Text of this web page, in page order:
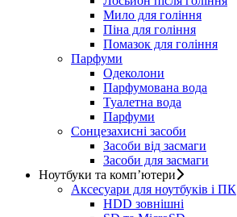
Мило для гоління
Піна для гоління
Помазок для гоління
Парфуми
Одеколони
Парфумована вода
Туалетна вода
Парфуми
Сонцезахисні засоби
Засоби від засмаги
Засоби для засмаги
Ноутбуки та комп’ютери
Аксесуари для ноутбуків і ПК
HDD зовнішні